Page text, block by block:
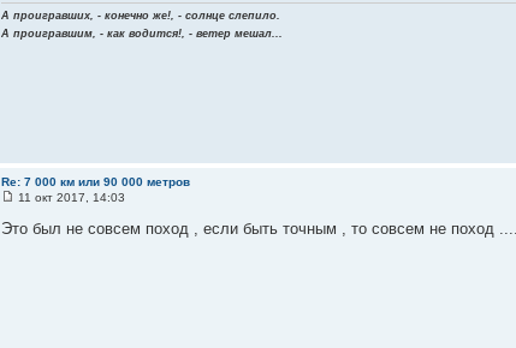
А проигравших, - конечно же!, - солнце слепило.
А проигравшим, - как водится!, - ветер мешал...
Re: 7 000 км или 90 000 метров
11 окт 2017, 14:03
Это был не совсем поход , если быть точным , то совсем не поход